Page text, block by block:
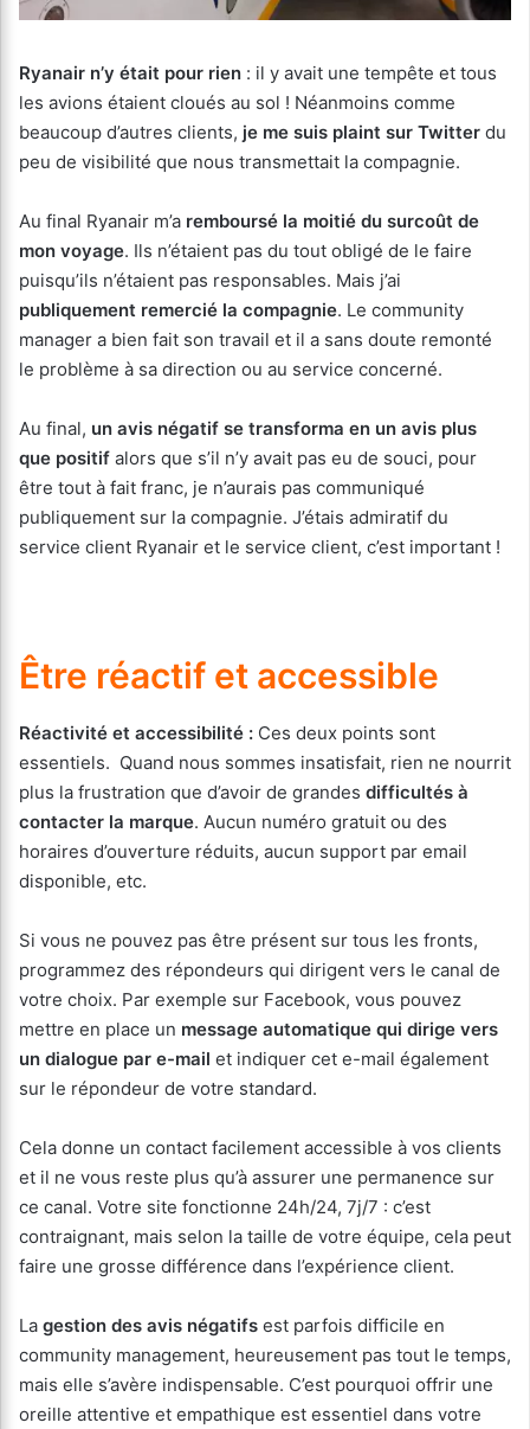
Ryanair n’y était pour rien : il y avait une tempête et tous
les avions étaient cloués au sol ! Néanmoins comme
beaucoup d’autres clients, je me suis plaint sur Twitter du
peu de visibilité que nous transmettait la compagnie.
Au final Ryanair m’a remboursé la moitié du surcoût de
mon voyage. Ils n’étaient pas du tout obligé de le faire
puisqu’ils n’étaient pas responsables. Mais j’ai
publiquement remercié la compagnie. Le community
manager a bien fait son travail et il a sans doute remonté
le problème à sa direction ou au service concerné.
Au final, un avis négatif se transforma en un avis plus
que positif alors que s’il n’y avait pas eu de souci, pour
être tout à fait franc, je n’aurais pas communiqué
publiquement sur la compagnie. J’étais admiratif du
service client Ryanair et le service client, c’est important !
Être réactif et accessible
Réactivité et accessibilité : Ces deux points sont
essentiels. Quand nous sommes insatisfait, rien ne nourrit
plus la frustration que d’avoir de grandes difficultés à
contacter la marque. Aucun numéro gratuit ou des
horaires d’ouverture réduits, aucun support par email
disponible, etc.
Si vous ne pouvez pas être présent sur tous les fronts,
programmez des répondeurs qui dirigent vers le canal de
votre choix. Par exemple sur Facebook, vous pouvez
mettre en place un message automatique qui dirige vers
un dialogue par e-mail et indiquer cet e-mail également
sur le répondeur de votre standard.
Cela donne un contact facilement accessible à vos clients
et il ne vous reste plus qu’à assurer une permanence sur
ce canal. Votre site fonctionne 24h/24, 7j/7 : c’est
contraignant, mais selon la taille de votre équipe, cela peut
faire une grosse différence dans l’expérience client.
La gestion des avis négatifs est parfois difficile en
community management, heureusement pas tout le temps,
mais elle s’avère indispensable. C’est pourquoi offrir une
oreille attentive et empathique est essentiel dans votre